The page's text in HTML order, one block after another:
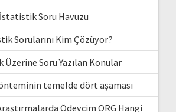
İstatistik Soru Havuzu
Sorularını Kim Çözüyor?
Soru Yazılan Konular
temelde dört aşaması
Ödevcim ORG Hangi